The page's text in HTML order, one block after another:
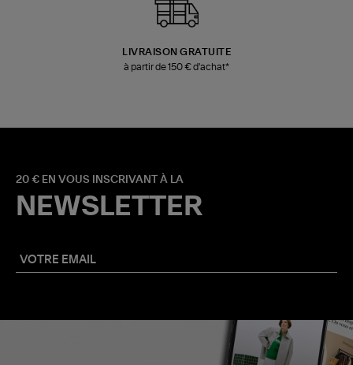
LIVRAISON GRATUITE
à partir de 150 € d'achat*
20 € EN VOUS INSCRIVANT À LA
NEWSLETTER